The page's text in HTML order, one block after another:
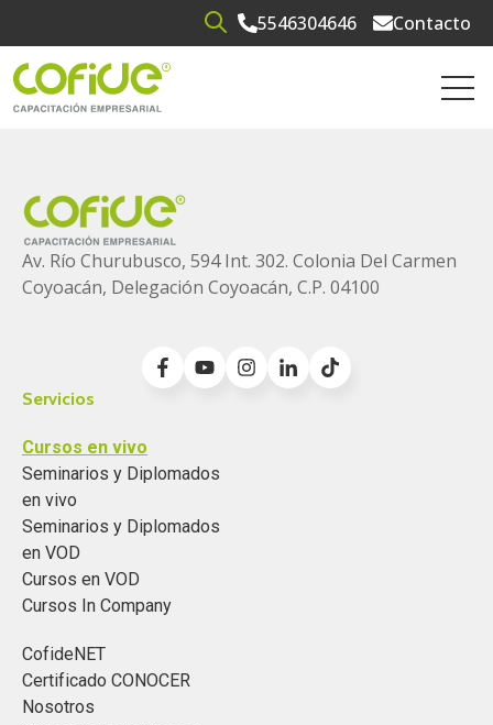
Open search5546304646 Contacto
Av. Río Churubusco, 594 Int. 302. Colonia Del Carmen
Coyoacán, Delegación Coyoacán, C.P. 04100
Servicios
Cursos en vivo
Seminarios y Diplomados
en vivo
Seminarios y Diplomados
en VOD
Cursos en VOD
Cursos In Company
CofideNET
Certificado CONOCER
Nosotros